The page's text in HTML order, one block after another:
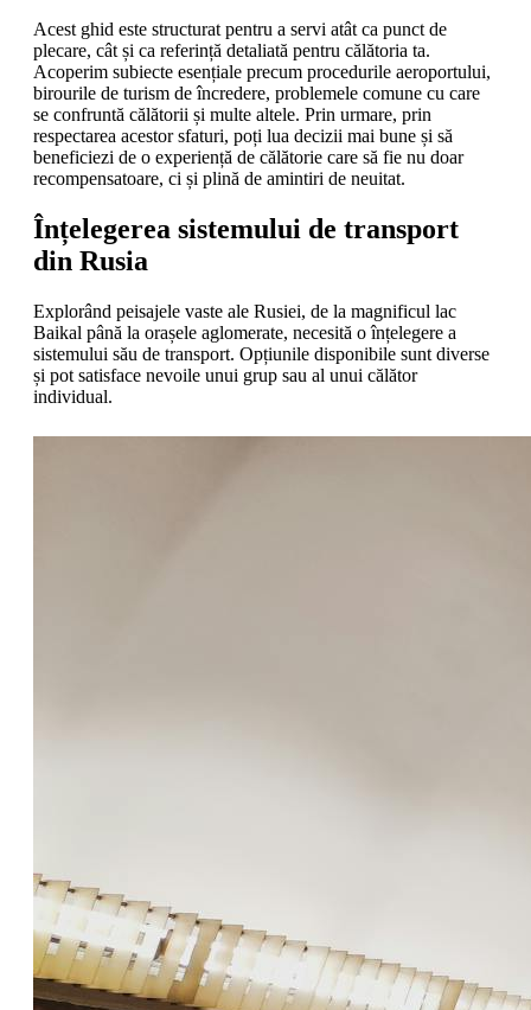
Acest ghid este structurat pentru a servi atât ca punct de
plecare, cât și ca referință detaliată pentru călătoria ta.
Acoperim subiecte esențiale precum procedurile aeroportului,
birourile de turism de încredere, problemele comune cu care
se confruntă călătorii și multe altele. Prin urmare, prin
respectarea acestor sfaturi, poți lua decizii mai bune și să
beneficiezi de o experiență de călătorie care să fie nu doar
recompensatoare, ci și plină de amintiri de neuitat.
Înțelegerea sistemului de transport
din Rusia
Explorând peisajele vaste ale Rusiei, de la magnificul lac
Baikal până la orașele aglomerate, necesită o înțelegere a
sistemului său de transport. Opțiunile disponibile sunt diverse
și pot satisface nevoile unui grup sau al unui călător
individual.